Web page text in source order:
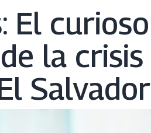
El curioso
la crisis
Salvador